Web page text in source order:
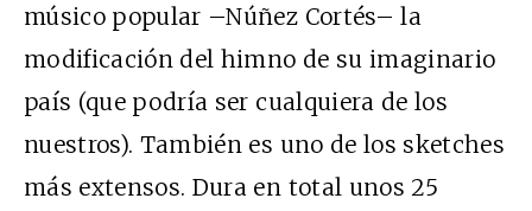
músico popular –Núñez Cortés– la
modificación del himno de su imaginario
país (que podría ser cualquiera de los
nuestros). También es uno de los sketches
más extensos. Dura en total unos 25